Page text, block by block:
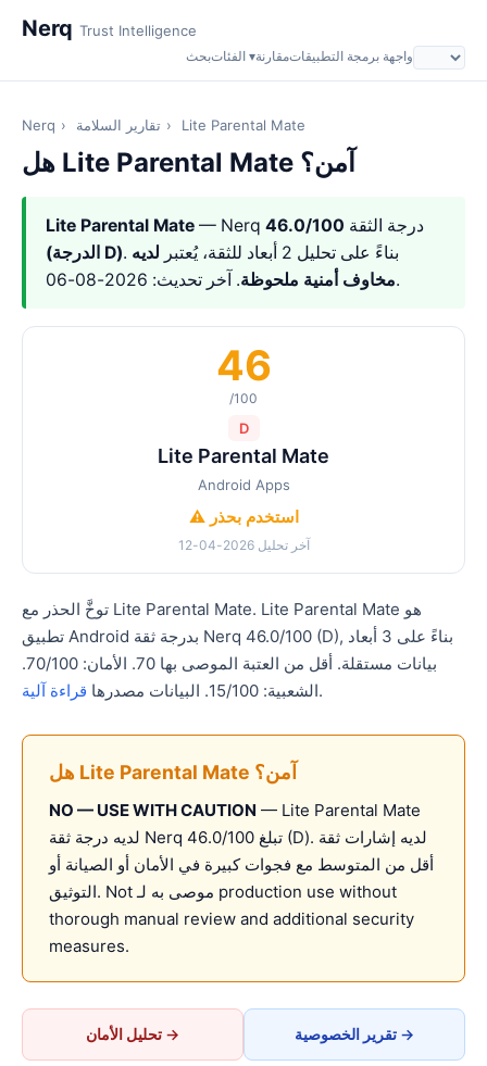
Nerq Trust Intelligence
بحث الفئات ▾مقارنةواجهة برمجة التطبيقات
Nerq › تقارير السلامة › Lite Parental Mate
هل Lite Parental Mate آمن؟
Lite Parental Mate — Nerq درجة الثقة 46.0/100
(الدرجة D)
. بناءً على تحليل 2 أبعاد للثقة، يُعتبر
لديه
مخاوف أمنية ملحوظة. آخر تحديث: 2026-08-06.
46
/100
D
Lite Parental Mate
Android Apps
⚠️ استخدم بحذر
آخر تحليل 2026-04-12
توخَّ الحذر مع Lite Parental Mate. Lite Parental Mate هو
تطبيق Android بدرجة ثقة Nerq 46.0/100 (D), بناءً على 3 أبعاد
بيانات مستقلة. أقل من العتبة الموصى بها 70. الأمان: 70/100.
الشعبية: 15/100. البيانات مصدرها
قراءة آلية .
هل Lite Parental Mate آمن؟
NO — USE WITH CAUTION — Lite Parental Mate
لديه درجة ثقة Nerq تبلغ 46.0/100 (D). لديه إشارات ثقة
أقل من المتوسط مع فجوات كبيرة في الأمان أو الصيانة أو
التوثيق. Not موصى به لـ production use without
thorough manual review and additional security
measures.
تحليل الأمان → تقرير الخصوصية →